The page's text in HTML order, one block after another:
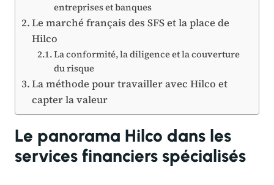
entreprises et banques
Le marché français des SFS et la place de
Hilco
La conformité, la diligence et la couverture
du risque
La méthode pour travailler avec Hilco et
capter la valeur
Le panorama Hilco dans les
services financiers spécialisés